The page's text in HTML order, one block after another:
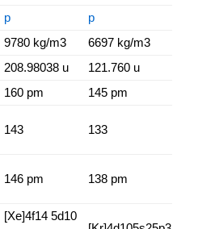
p
p
9780 kg/m3
6697 kg/m3
208.98038 u
121.760 u
160 pm
145 pm
143 133
146 pm 138 pm
[Xe]4f14 5d10